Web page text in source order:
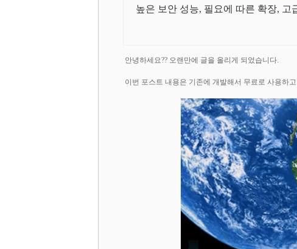
높은 보안 성능, 필요에 따른 확장, 고
안녕하세요?? 오랜만에 글을 올리게 되었습니다.
이번 포스트 내용은 기존에 개발해서 무료로 사용하